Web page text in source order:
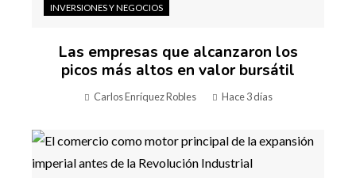
INVERSIONES Y NEGOCIOS
Las empresas que alcanzaron los
picos más altos en valor bursátil
Carlos Enríquez Robles Hace 3 días